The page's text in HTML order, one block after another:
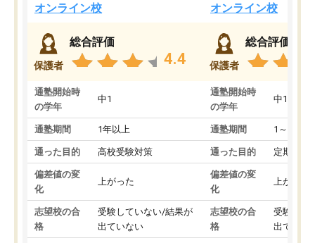
オンライン校
保護者
総合評価
4.4
通塾開始時
の学年
中1
通塾期間 1年以上
通った目的 高校受験対策
偏差値の変
化
上がった
志望校の合
格
受験していない/結果が
出ていない
オンライン校
保護者
総合評価
通塾開始時
の学年
中1
通塾期間 1～3ヵ月
通った目的 定期テス
偏差値の変
化
上がった
志望校の合
格
受験して
出ていな